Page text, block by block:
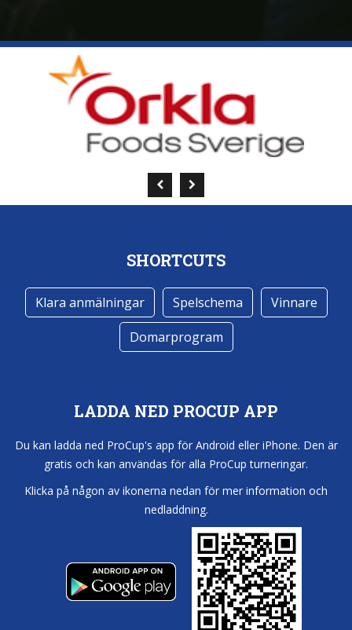
SHORTCUTS
Klara anmälningar Spelschema
Vinnare
Domarprogram
LADDA NED PROCUP APP
Du kan ladda ned ProCup's app för Android eller iPhone. Den är
gratis och kan användas för alla ProCup turneringar.
Klicka på någon av ikonerna nedan för mer information och
nedladdning.